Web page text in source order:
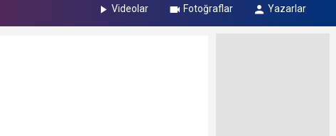
Videolar Fotoğraflar Yazarlar